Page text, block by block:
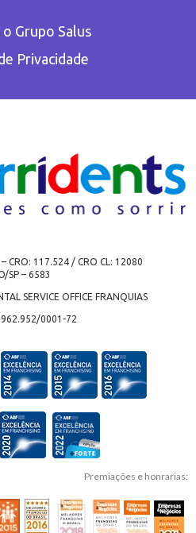
o Grupo Salus
Privacidade
– CRO: 117.524 / CRO CL: 12080
SP – 6583
SERVICE OFFICE FRANQUIAS
0001-72
Premiações e honrarias: